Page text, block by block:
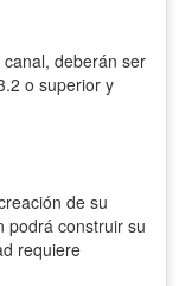
deberán ser
o superior y
de su
podrá construir su
requiere